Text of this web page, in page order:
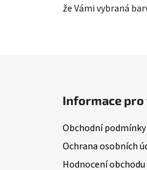
že Vámi vybraná
Informace pro
Obchodní podmínky
Ochrana osobních
Hodnocení obchodu